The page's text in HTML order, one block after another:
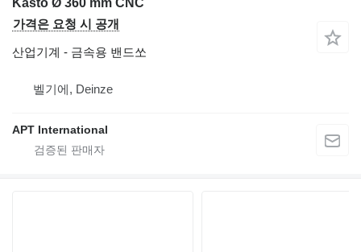
가격은 요청 시 공개
산업기계 - 금속용 밴드쏘
벨기에, Deinze
APT International